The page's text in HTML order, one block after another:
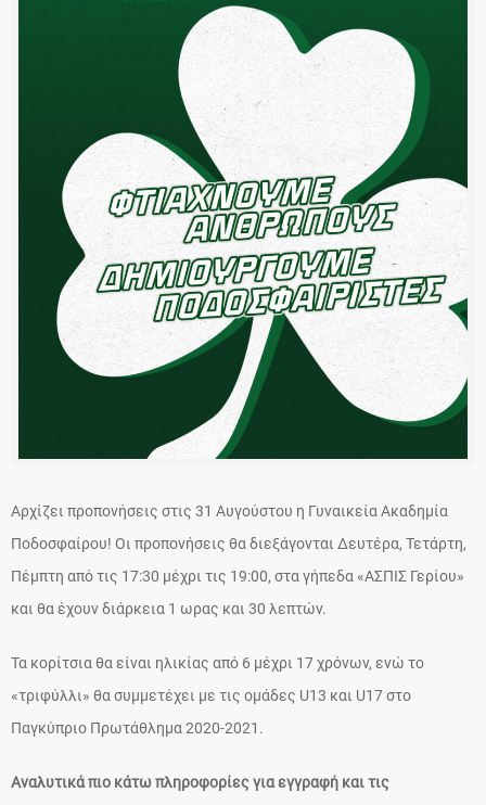
Αρχίζει προπονήσεις στις 31 Αυγούστου η Γυναικεία Ακαδημία
Ποδοσφαίρου! Οι προπονήσεις θα διεξάγονται Δευτέρα, Τετάρτη,
Πέμπτη από τις 17:30 μέχρι τις 19:00, στα γήπεδα «ΑΣΠΙΣ Γερίου»
και θα έχουν διάρκεια 1 ωρας και 30 λεπτών.
Τα κορίτσια θα είναι ηλικίας από 6 μέχρι 17 χρόνων, ενώ το
«τριφύλλι» θα συμμετέχει με τις ομάδες U13 και U17 στο
Παγκύπριο Πρωτάθλημα 2020-2021.
Αναλυτικά πιο κάτω πληροφορίες για εγγραφή και τις